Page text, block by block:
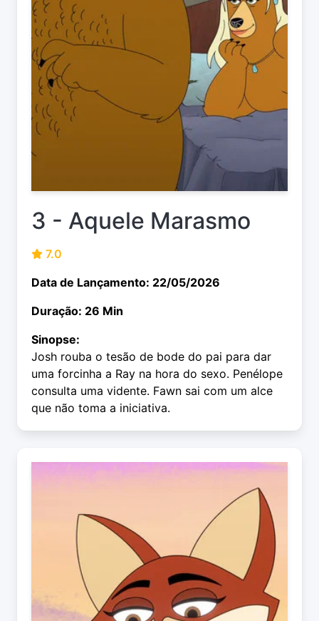
3 - Aquele Marasmo
7.0
Data de Lançamento: 22/05/2026
Duração: 26 Min
Sinopse:
Josh rouba o tesão de bode do pai para dar
uma forcinha a Ray na hora do sexo. Penélope
consulta uma vidente. Fawn sai com um alce
que não toma a iniciativa.